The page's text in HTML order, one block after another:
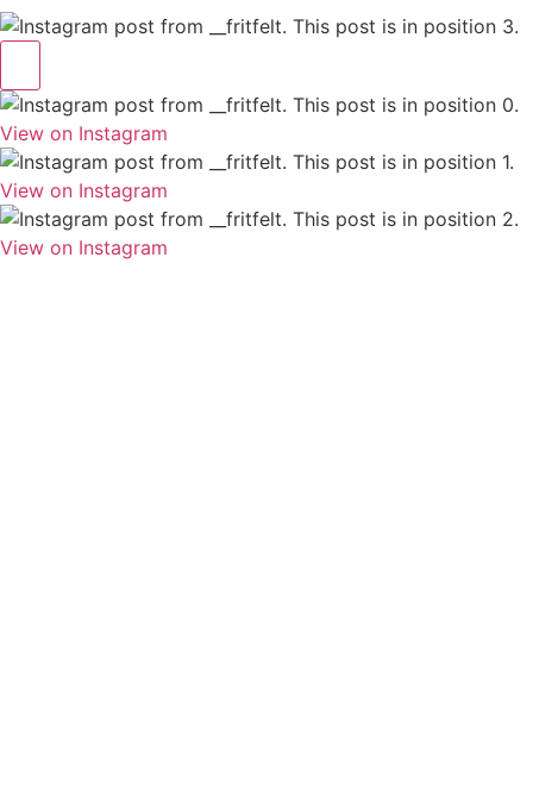
View on Instagram
View on Instagram
View on Instagram